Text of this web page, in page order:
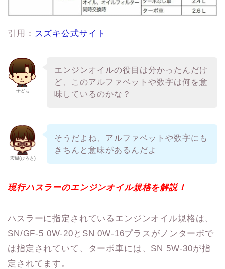
引用： スズキ公式サイト
子ども
エンジンオイルの役目は分かったんだけ
ど、このアルファベットや数字は何を意
味しているのかな？
宏樹(ひろき)
そうだよね、アルファベットや数字にも
きちんと意味があるんだよ
現行ハスラーのエンジンオイル規格を解説！
ハスラーに指定されているエンジンオイル規格は、
SN/GF-5 0W-20とSN 0W-16プラスがノンターボで
は指定されていて、ターボ車には、SN 5W-30が指
定されてます。